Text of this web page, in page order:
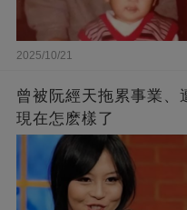
2025/10/21
曾被阮經天拖累事業、
現在怎麽樣了